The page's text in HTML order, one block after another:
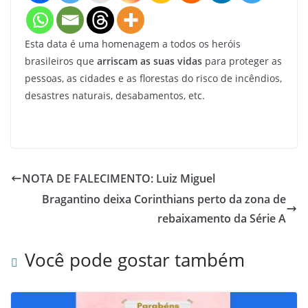
Esta data é uma homenagem a todos os heróis
brasileiros que arriscam as suas vidas para proteger as
pessoas, as cidades e as florestas do risco de incêndios,
desastres naturais, desabamentos, etc.
NOTA DE FALECIMENTO: Luiz Miguel
Bragantino deixa Corinthians perto da zona de
rebaixamento da Série A
Você pode gostar também